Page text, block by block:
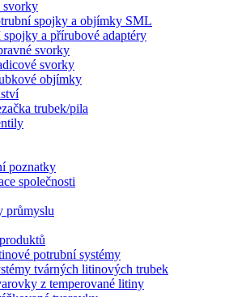
svorky
spojky a objímky SML
a přírubové adaptéry
svorky
svorky
objímky
trubek/pila
poznatky
společnosti
průmyslu
potrubní systémy
tvárných litinových trubek
z temperované litiny